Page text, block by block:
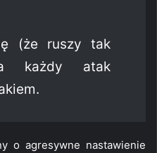
(że ruszy tak
każdy atak
o agresywne nastawienie